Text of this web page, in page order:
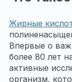
Жирные
Впервые о
более 80 лет
активные
организм,